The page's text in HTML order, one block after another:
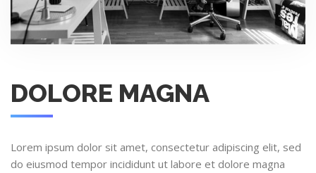
DOLORE MAGNA
Lorem ipsum dolor sit amet, consectetur adipiscing elit, sed
do eiusmod tempor incididunt ut labore et dolore magna